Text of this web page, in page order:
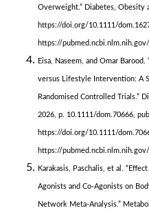
Overweight.” Diabetes, Obesity
https://doi.org/10.1111/
https://
Eisa, Naseem, and Omar
versus Lifestyle Intervention: A
Randomised Controlled Trials.”
2026, p. 10.1111/dom.70666,
https://doi.org/10.1111/
https://
Karakasis, Paschalis, et al.
Agonists and Co-Agonists on
Network Meta-Analysis.”